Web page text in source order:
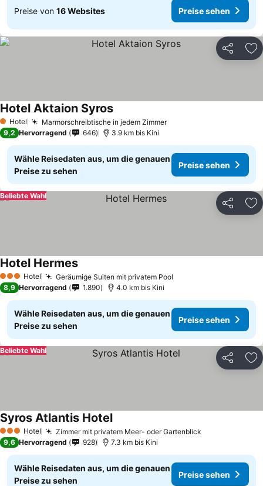
Preise von 16 Websites Preise sehen
Teilen
1 Sterne
Hotel Marmorschreibtische in jedem Zimmer
Hotel Aktaion Syros
9,2 Hervorragend 646 3.9 km bis Kini
Wähle Reisedaten aus, um die genauen
Preise zu sehen
Preise sehen
Teilen
Beliebte Wahl
3 SterneHotel Geräumige Suiten mit privatem Pool
Hotel Hermes
8,9 Hervorragend 1.890 4.0 km bis Kini
Wähle Reisedaten aus, um die genauen
Preise zu sehen
Preise sehen
Teilen
Beliebte Wahl
3 SterneHotel Zimmer mit privatem Meer- oder Gartenblick
Syros Atlantis Hotel
9,6 Hervorragend 928 7.3 km bis Kini
Wähle Reisedaten aus, um die genauen
Preise zu sehen
Preise sehen